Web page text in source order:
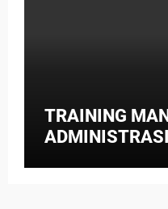
TRAINING